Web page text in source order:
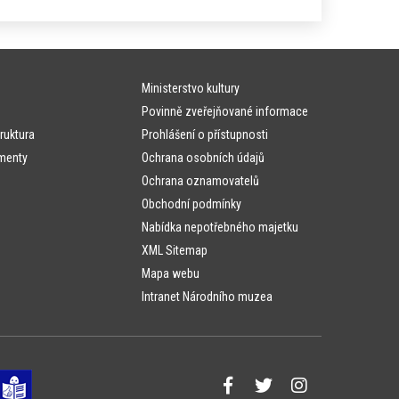
Ministerstvo kultury
Povinně zveřejňované informace
Prohlášení o přístupnosti
Ochrana osobních údajů
Ochrana oznamovatelů
Obchodní podmínky
Nabídka nepotřebného majetku
XML Sitemap
Mapa webu
Intranet Národního muzea